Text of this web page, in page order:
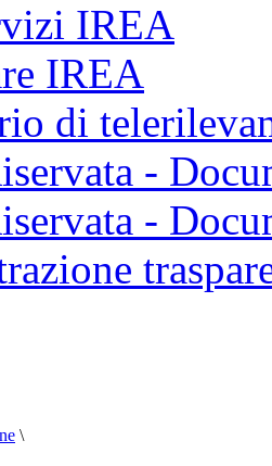
IREA
IREA
di
-
-
\